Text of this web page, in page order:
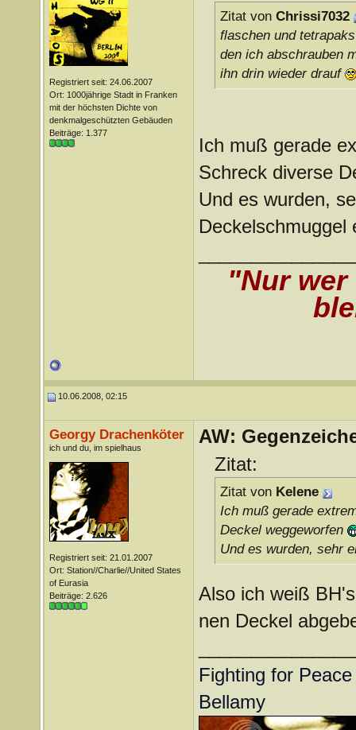
Registriert seit: 24.06.2007
Ort: 1000jährige Stadt in Franken
mit der höchsten Dichte von
denkmalgeschützten Gebäuden
Beiträge: 1.377
Zitat von Chrissi7032
flaschen und
den ich abschrauben
ihn drin wieder drauf
Ich muß gerade
Schreck diverse
Und es wurden,
"Nur
10.06.2008, 02:15
Georgy Drachenköter
ich und du, im spielhaus
Registriert seit: 21.01.2007
Ort: Station//Charlie//United States
of Eurasia
Beiträge: 2.626
AW:
Zitat:
Zitat von Kelene
Ich muß gerade
Deckel weggeworfen
Und es wurden, sehr
Also ich weiß
nen Deckel
Fighting for
Bellamy